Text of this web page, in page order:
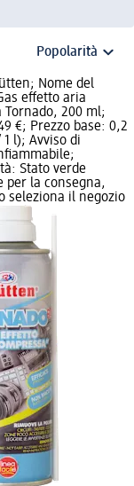
Nome del
effetto aria
Tornado, 200 ml;
€; Prezzo base: 0,2
l); Avviso di
Stato verde
per la consegna,
seleziona il negozio